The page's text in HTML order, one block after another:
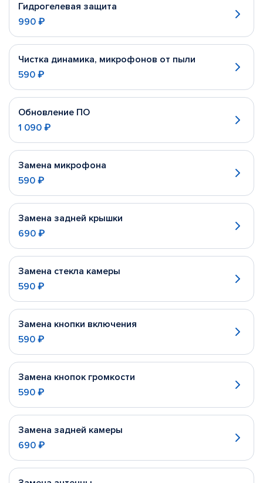
Гидрогелевая защита
990 ₽
Чистка динамика, микрофонов от пыли
590 ₽
Обновление ПО
1 090 ₽
Замена микрофона
590 ₽
Замена задней крышки
690 ₽
Замена стекла камеры
590 ₽
Замена кнопки включения
590 ₽
Замена кнопок громкости
590 ₽
Замена задней камеры
690 ₽